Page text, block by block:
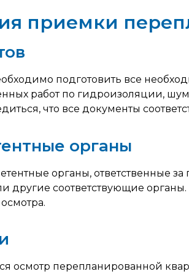
приемки
подготовить все
работ по гидроизоляции,
что все документы
органы
органы, ответственные
другие соответствующие
осмотр перепланированной